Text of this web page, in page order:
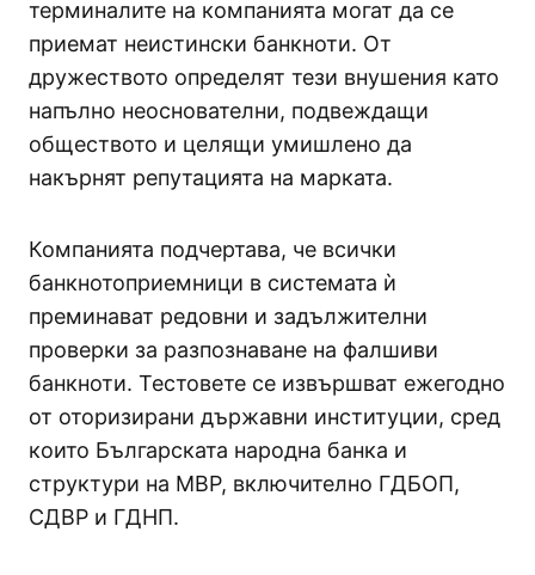
терминалите на компанията могат да се
приемат неистински банкноти. От
дружеството определят тези внушения като
напълно неоснователни, подвеждащи
обществото и целящи умишлено да
накърнят репутацията на марката.
Компанията подчертава, че всички
банкнотоприемници в системата ѝ
преминават редовни и задължителни
проверки за разпознаване на фалшиви
банкноти. Тестовете се извършват ежегодно
от оторизирани държавни институции, сред
които Българската народна банка и
структури на МВР, включително ГДБОП,
СДВР и ГДНП.